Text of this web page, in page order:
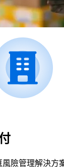
險管理解決方